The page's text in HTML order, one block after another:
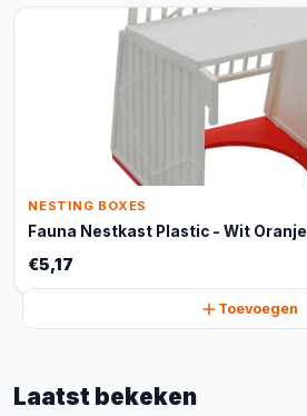
NESTING BOXES
Fauna Nestkast Plastic - Wit Oranje
€5,17
Toevoegen
Laatst bekeken